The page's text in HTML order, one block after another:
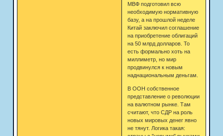
МВФ подготовил всю
необходимую нормативную
базу, а на прошлой неделе
Китай заключил соглашение
на приобретение облигаций
на 50 млрд долларов. То
есть формально хоть на
миллиметр, но мир
продвинулся к новым
наднациональным деньгам.
В ООН собственное
представление о революции
на валютном рынке. Там
считают, что СДР на роль
новых мировых денег явно
не тянут. Логика такая: